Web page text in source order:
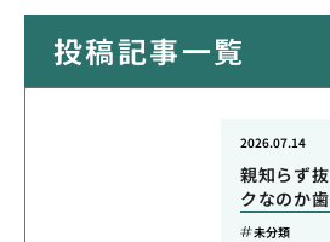
投稿記事一覧
親知らず
クなのか
2026.07.14
未分類